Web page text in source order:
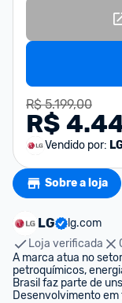
R$ 5.199,00
R$
Vendido por:
Sobre a loja
LG
lg.com
Loja verificada
A marca atua no
petroquímicos,
Brasil faz parte de
Desenvolvimento